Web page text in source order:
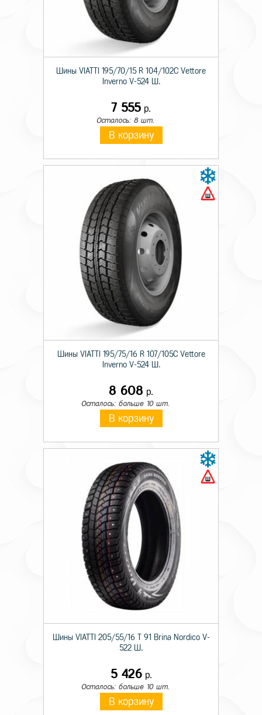
Шины VIATTI 195/70/15 R 104/102C Vettore
Inverno V-524 Ш.
7 555 р.
Осталось: 8 шт.
В корзину
Шины VIATTI 195/75/16 R 107/105C Vettore
Inverno V-524 Ш.
8 608 р.
Осталось: больше 10 шт.
В корзину
Шины VIATTI 205/55/16 T 91 Brina Nordico V-
522 Ш.
5 426р.
Осталось: больше 10 шт.
В корзину